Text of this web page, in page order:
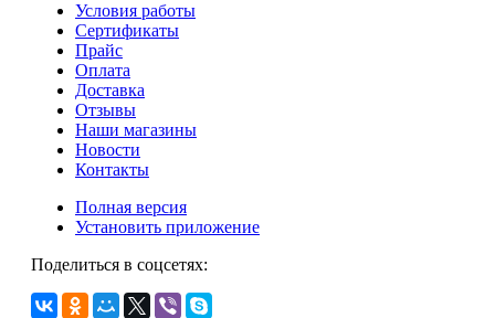
Условия работы
Сертификаты
Прайс
Оплата
Доставка
Отзывы
Наши магазины
Новости
Контакты
Полная версия
Установить приложение
Поделиться в соцсетях: